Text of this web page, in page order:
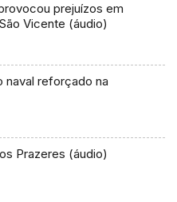
prejuízos em
Vicente (áudio)
naval reforçado na
Prazeres (áudio)